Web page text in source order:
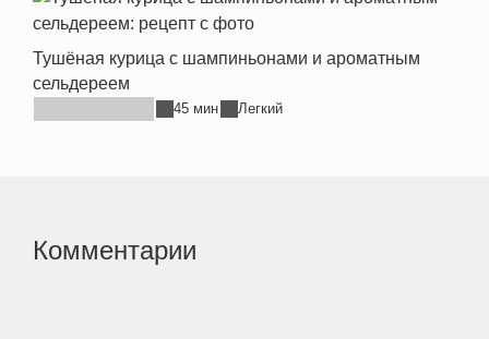
Тушёная курица с шампиньонами и ароматным
сельдереем
45 мин Легкий
Комментарии